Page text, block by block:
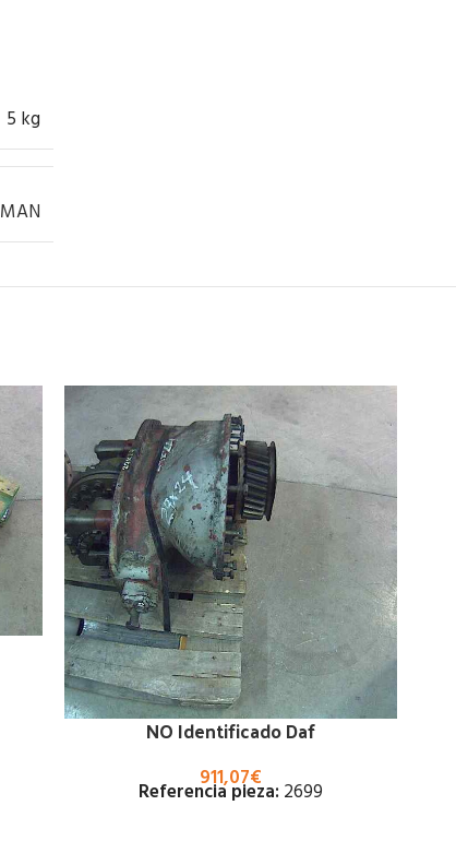
5 kg
MAN
NO Identificado Daf
911,07€
Referencia pieza: 2699